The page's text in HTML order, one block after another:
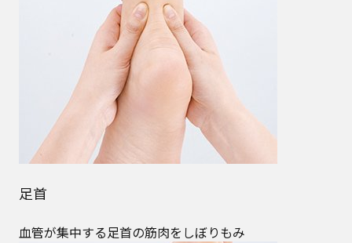
足首
血管が集中する足首の筋肉をしぼりもみ